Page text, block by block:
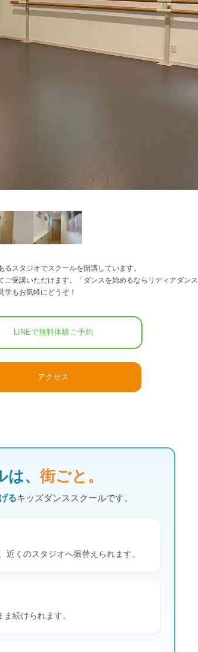
スタジオでスクールを開講しています。
受講いただけます。「ダンスを始めるならリディアダンス
もお気軽にどうぞ！
LINEで無料体験ご予約
アクセス
、 街ごと。
るキッズダンススクールです。
近くのスタジオへ振替えられます。
続けられます。